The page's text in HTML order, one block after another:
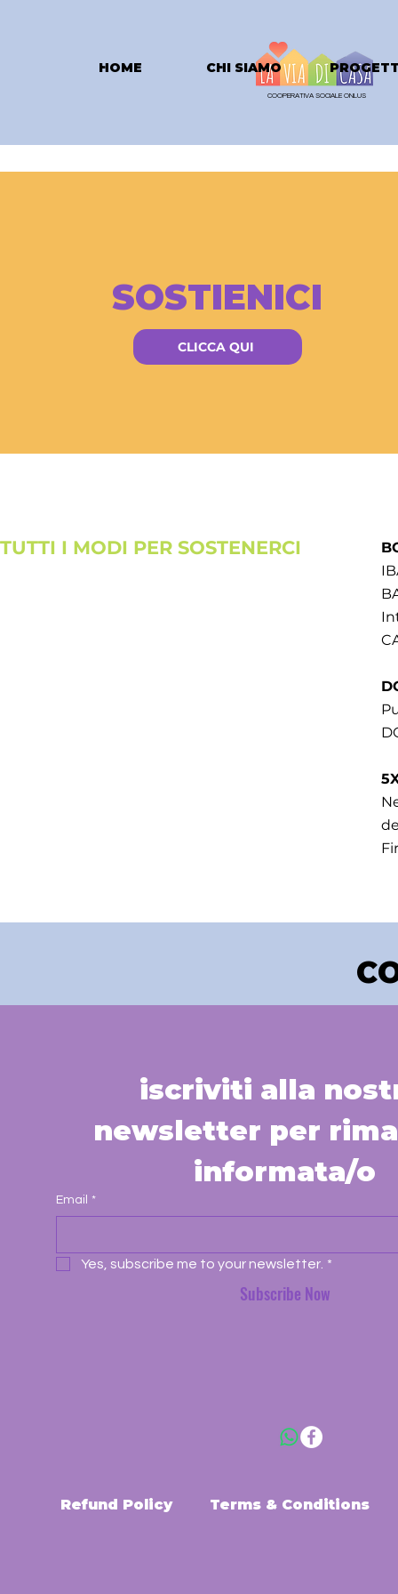
COOPERATIVA SOCIALE ONLUS
HOME CHI SIAMO
SOSTIENICI
CLICCA QUI
TUTTI I MODI PER SOSTENERCI
iscriviti alla
newsletter per
informata/o
Email *
Yes, subscribe me to your newsletter. *
Subscribe Now
Refund Policy Terms & Conditions